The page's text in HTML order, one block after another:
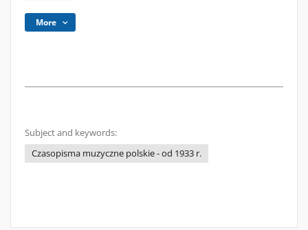
More
Subject and keywords:
Czasopisma muzyczne polskie - od 1933 r.